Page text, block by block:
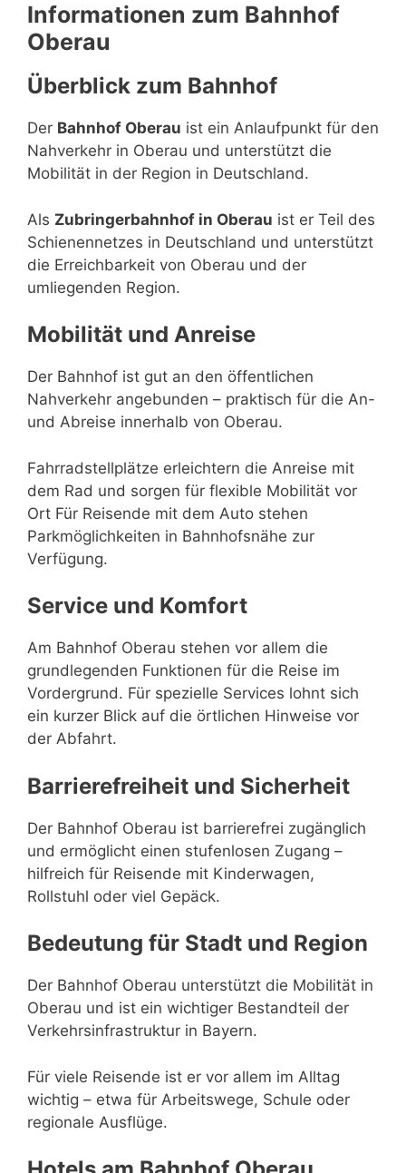
Informationen zum Bahnhof
Oberau
Überblick zum Bahnhof
Der Bahnhof Oberau ist ein Anlaufpunkt für den
Nahverkehr in Oberau und unterstützt die
Mobilität in der Region in Deutschland.
Als Zubringerbahnhof in Oberau ist er Teil des
Schienennetzes in Deutschland und unterstützt
die Erreichbarkeit von Oberau und der
umliegenden Region.
Mobilität und Anreise
Der Bahnhof ist gut an den öffentlichen
Nahverkehr angebunden – praktisch für die An-
und Abreise innerhalb von Oberau.
Fahrradstellplätze erleichtern die Anreise mit
dem Rad und sorgen für flexible Mobilität vor
Ort Für Reisende mit dem Auto stehen
Parkmöglichkeiten in Bahnhofsnähe zur
Verfügung.
Service und Komfort
Am Bahnhof Oberau stehen vor allem die
grundlegenden Funktionen für die Reise im
Vordergrund. Für spezielle Services lohnt sich
ein kurzer Blick auf die örtlichen Hinweise vor
der Abfahrt.
Barrierefreiheit und Sicherheit
Der Bahnhof Oberau ist barrierefrei zugänglich
und ermöglicht einen stufenlosen Zugang –
hilfreich für Reisende mit Kinderwagen,
Rollstuhl oder viel Gepäck.
Bedeutung für Stadt und Region
Der Bahnhof Oberau unterstützt die Mobilität in
Oberau und ist ein wichtiger Bestandteil der
Verkehrsinfrastruktur in Bayern.
Für viele Reisende ist er vor allem im Alltag
wichtig – etwa für Arbeitswege, Schule oder
regionale Ausflüge.